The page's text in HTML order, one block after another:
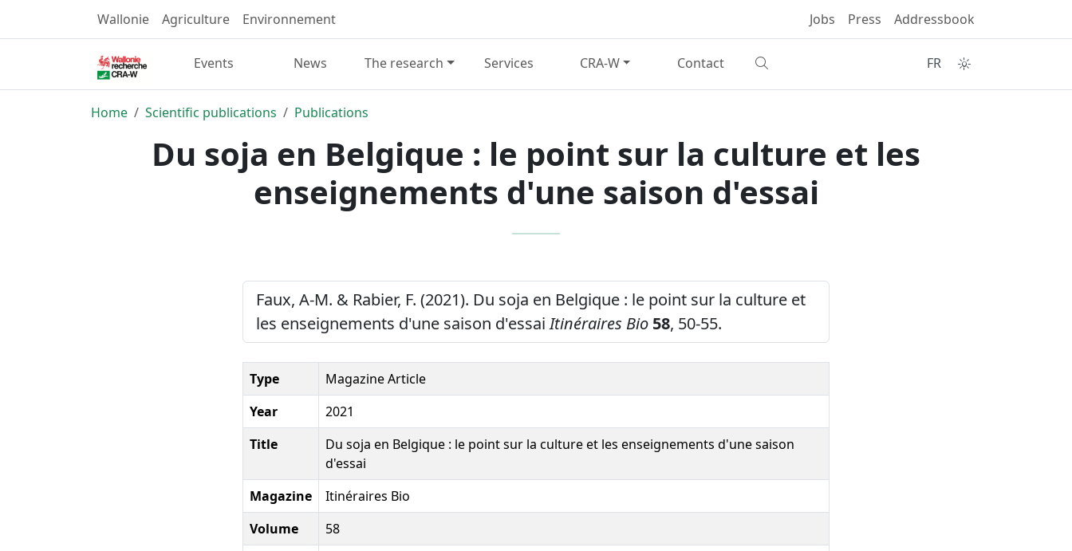
Wallonie Agriculture Environnement Jobs Press Addressbook
Events News The research Services CRA-W Contact FR
Home Scientific publications Publications
Du soja en Belgique : le point sur la culture et les
enseignements d'une saison d'essai
Faux, A-M. & Rabier, F. (2021). Du soja en Belgique : le point sur la culture et
les enseignements d'une saison d'essaiItinéraires Bio 58, 50-55.
Type
Magazine Article
Year
2021
Title
Du soja en Belgique : le point sur la culture et les enseignements d'une saison
d'essai
Magazine
Itinéraires Bio
Volume
58